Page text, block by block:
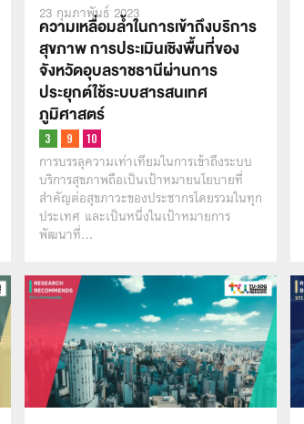
23 กุมภาพันธ์ 2023
ความเหลื่อมล้ำในการเข้าถึงบริการ
สุขภาพ การประเมินเชิงพื้นที่ของ
จังหวัดอุบลราชธานีผ่านการ
ประยุกต์ใช้ระบบสารสนเทศ
ภูมิศาสตร์
การบรรลุความเท่าเทียมในการเข้าถึงระบบ
บริการสุขภาพถือเป็นเป้าหมายนโยบายที่
สำคัญต่อสุขภาวะของประชากรโดยรวมในทุก
ประเทศ และเป็นหนึ่งในเป้าหมายการ
พัฒนาที่…